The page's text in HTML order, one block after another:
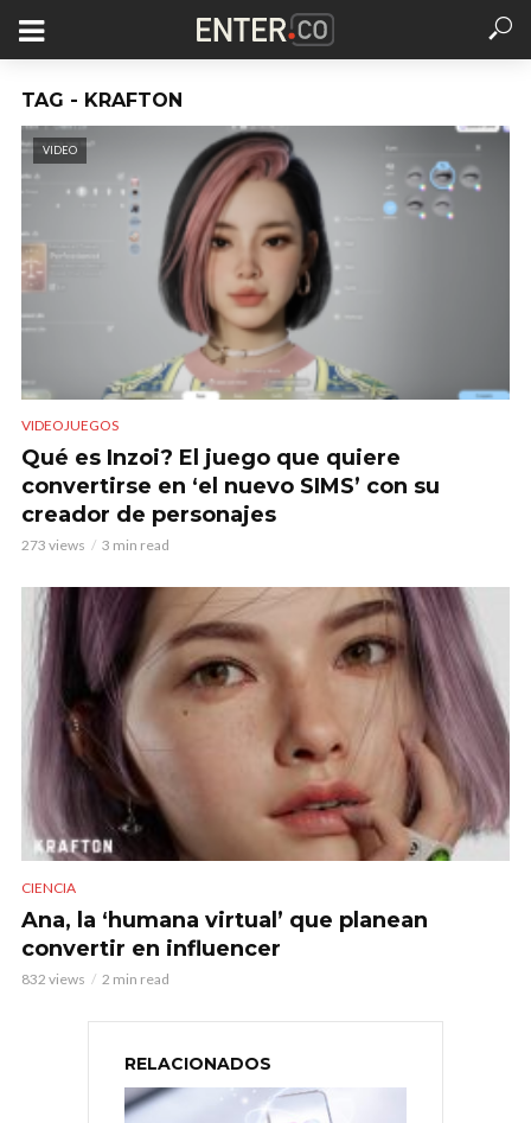
TAG - KRAFTON
VIDEO
VIDEOJUEGOS
Qué es Inzoi? El juego que quiere
convertirse en ‘el nuevo SIMS’ con su
creador de personajes
273 views 3 min read
CIENCIA
Ana, la ‘humana virtual’ que planean
convertir en influencer
832 views 2 min read
RELACIONADOS